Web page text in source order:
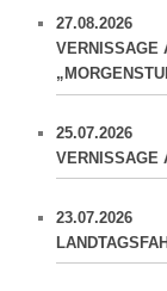
n
27.08.2026
VERNISSAGE
25.07.2026
VERNISSAGE
23.07.2026